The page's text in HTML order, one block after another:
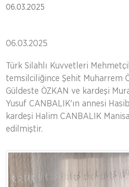
06.03.2025
06.03.2025
Türk Silahlı Kuvvetleri
temsilciliğince Şehit Muharrem
Güldeste ÖZKAN ve kardeşi
Yusuf CANBALIK'ın annesi
kardeşi Halim CANBALIK
edilmiştir.